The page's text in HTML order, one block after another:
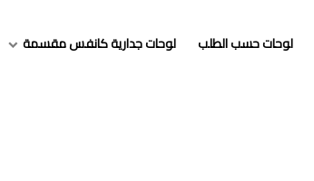
لوحات حسب الطلب
لوحات جدارية كانفس مقسمة